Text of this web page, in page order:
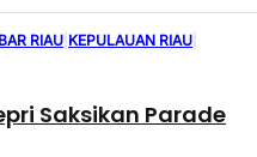
RIAU KEPULAUAN RIAU
Saksikan Parade